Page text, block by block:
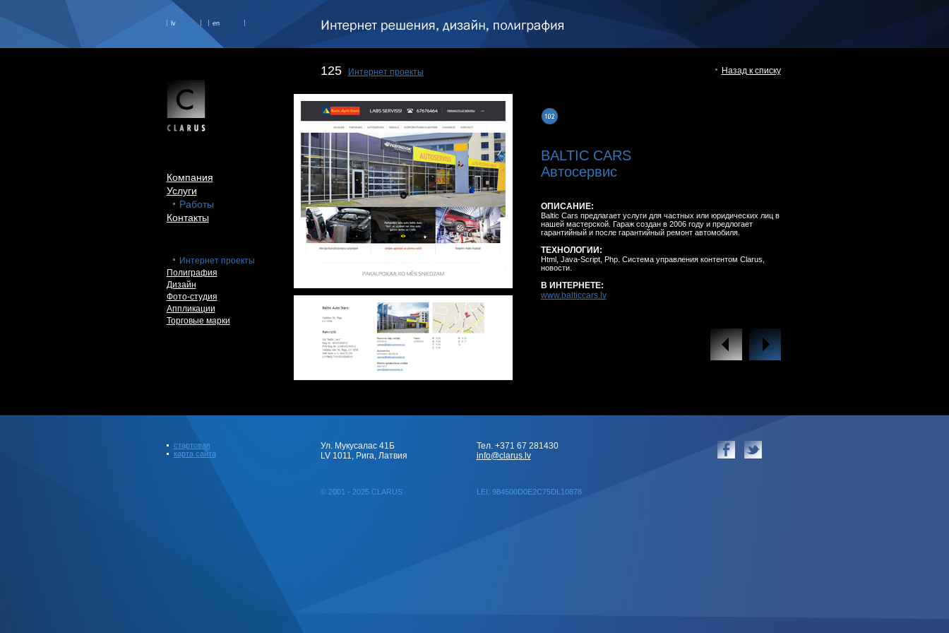
lv en
Компания
Услуги
Работы
Контакты
Интернет проекты
Полиграфия
Дизайн
Фото-студия
Аппликации
Торговые марки
125 Интернет проекты Назад к списку
BALTIC CARS
Автосервис
ОПИСАНИЕ:
Baltic Cars предлагает услуги для частных или юридических лиц в
нашей мастерской. Гараж создан в 2006 году и предлогает
гарантийный и после гарантийный ремонт автомобиля.
ТЕХНОЛОГИИ:
Html, Java-Script, Php. Система управления контентом Clarus,
новости.
В ИНТЕРНЕТЕ:
www.balticcars.lv
стартовая
карта сайта
Ул. Мукусалас 41Б
LV 1011, Рига, Латвия
© 2001 - 2025 CLARUS LEI: 984500D0E2C75DL10878
Тел. +371 67 281430
info@clarus.lv